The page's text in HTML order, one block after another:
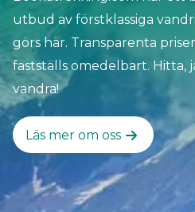
utbud av förstklassiga
görs här. Transparenta
fastställs omedelbart. Hitta,
vandra!
Läs mer om oss